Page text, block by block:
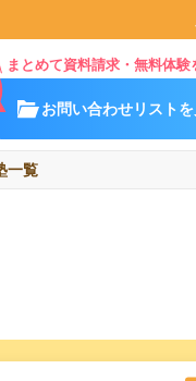
まとめて資料請求・無料体験
お問い合わせリスト
一覧